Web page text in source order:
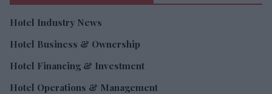
Hotel Industry News
Hotel Business & Ownership
Hotel Financing & Investment
Hotel Operations & Management